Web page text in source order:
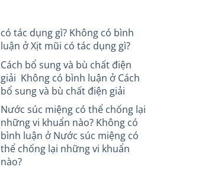
có tác dụng gì? Không có bình
luận ở Xịt mũi có tác dụng gì?
Cách bổ sung và bù chất điện
giải Không có bình luận ở Cách
bổ sung và bù chất điện giải
Nước súc miệng có thể chống lại
những vi khuẩn nào? Không có
bình luận ở Nước súc miệng có
thể chống lại những vi khuẩn
nào?